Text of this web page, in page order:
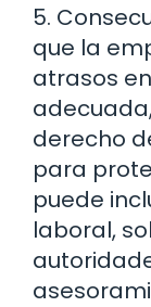
5.
que la
atrasos
derecho
para
puede
laboral,